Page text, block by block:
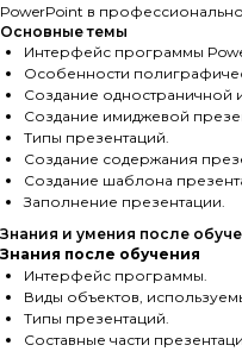
PowerPoint в
Основные темы
Интерфейс программы
Особенности
Создание одностраничной
Создание имиджевой
Типы презентаций.
Создание содержания
Создание шаблона
Заполнение презентации.
Знания и умения после
Знания после обучения
Интерфейс программы.
Виды объектов,
Типы презентаций.
Составные части